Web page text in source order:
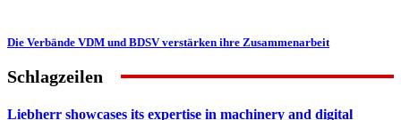
Die Verbände VDM und BDSV verstärken ihre Zusammenarbeit
Schlagzeilen
Liebherr showcases its expertise in machinery and digital